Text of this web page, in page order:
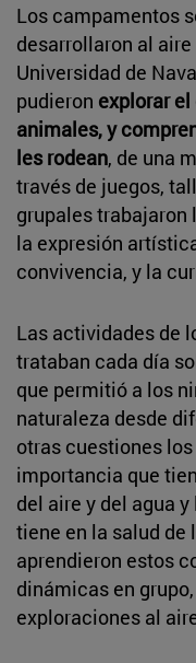
Los campamentos
desarrollaron al
Universidad de
pudieron explorar
animales, y
les rodean, de una
través de juegos,
grupales
la expresión
convivencia, y la
Las actividades de
trataban cada día
que permitió a los
naturaleza desde
otras cuestiones
importancia que
del aire y del agua
tiene en la salud de
aprendieron estos
dinámicas en
exploraciones al